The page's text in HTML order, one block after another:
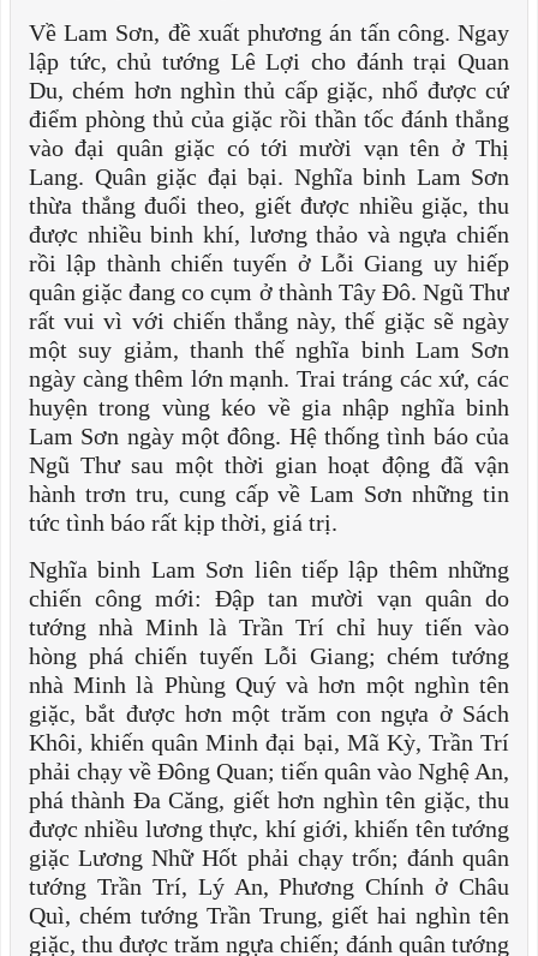
Về Lam Sơn, đề xuất phương án tấn công. Ngay
lập tức, chủ tướng Lê Lợi cho đánh trại Quan
Du, chém hơn nghìn thủ cấp giặc, nhổ được cứ
điểm phòng thủ của giặc rồi thần tốc đánh thẳng
vào đại quân giặc có tới mười vạn tên ở Thị
Lang. Quân giặc đại bại. Nghĩa binh Lam Sơn
thừa thắng đuổi theo, giết được nhiều giặc, thu
được nhiều binh khí, lương thảo và ngựa chiến
rồi lập thành chiến tuyến ở Lỗi Giang uy hiếp
quân giặc đang co cụm ở thành Tây Đô. Ngũ Thư
rất vui vì với chiến thắng này, thế giặc sẽ ngày
một suy giảm, thanh thế nghĩa binh Lam Sơn
ngày càng thêm lớn mạnh. Trai tráng các xứ, các
huyện trong vùng kéo về gia nhập nghĩa binh
Lam Sơn ngày một đông. Hệ thống tình báo của
Ngũ Thư sau một thời gian hoạt động đã vận
hành trơn tru, cung cấp về Lam Sơn những tin
tức tình báo rất kịp thời, giá trị.
Nghĩa binh Lam Sơn liên tiếp lập thêm những
chiến công mới: Đập tan mười vạn quân do
tướng nhà Minh là Trần Trí chỉ huy tiến vào
hòng phá chiến tuyến Lỗi Giang; chém tướng
nhà Minh là Phùng Quý và hơn một nghìn tên
giặc, bắt được hơn một trăm con ngựa ở Sách
Khôi, khiến quân Minh đại bại, Mã Kỳ, Trần Trí
phải chạy về Đông Quan; tiến quân vào Nghệ An,
phá thành Đa Căng, giết hơn nghìn tên giặc, thu
được nhiều lương thực, khí giới, khiến tên tướng
giặc Lương Nhữ Hốt phải chạy trốn; đánh quân
tướng Trần Trí, Lý An, Phương Chính ở Châu
Quì, chém tướng Trần Trung, giết hai nghìn tên
giặc, thu được trăm ngựa chiến; đánh quân tướng